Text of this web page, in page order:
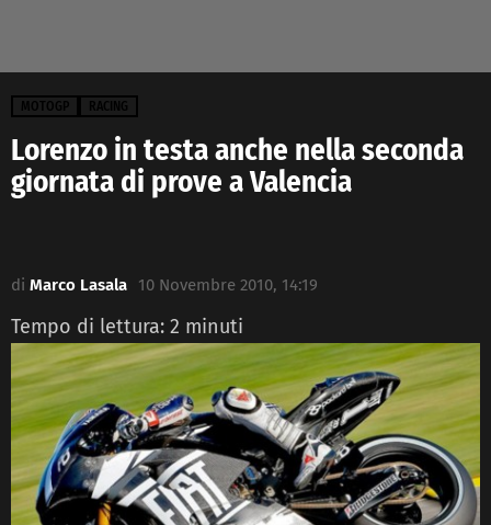
MOTOGP RACING
Lorenzo in testa anche nella seconda
giornata di prove a Valencia
di Marco Lasala 10 Novembre 2010, 14:19
Tempo di lettura: 2 minuti